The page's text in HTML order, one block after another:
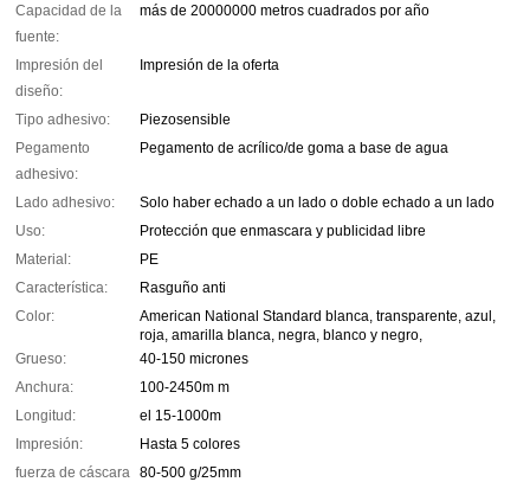
Capacidad de la
fuente:
más de 20000000 metros cuadrados por año
Impresión del
diseño:
Impresión de la oferta
Tipo adhesivo:
Piezosensible
Pegamento
adhesivo:
Pegamento de acrílico/de goma a base de agua
Lado adhesivo:
Solo haber echado a un lado o doble echado a un lado
Uso:
Protección que enmascara y publicidad libre
Material:
PE
Característica:
Rasguño anti
Color:
American National Standard blanca, transparente, azul,
roja, amarilla blanca, negra, blanco y negro,
Grueso:
40-150 micrones
Anchura:
100-2450m m
Longitud:
el 15-1000m
Impresión:
Hasta 5 colores
fuerza de cáscara 80-500 g/25mm